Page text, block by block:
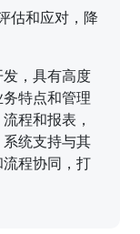
估和应对，降
，具有高度
特点和管理
程和报表，
统支持与其
程协同，打